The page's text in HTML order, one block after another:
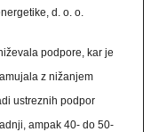
d. o. o.
podpore, kar je
z nižanjem
ustreznih podpor
ampak 40- do 50-